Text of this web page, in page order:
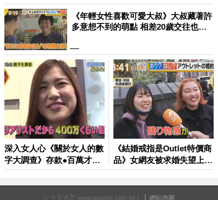
© 卡卡洛普 www.gamme.com.tw | 網站地圖